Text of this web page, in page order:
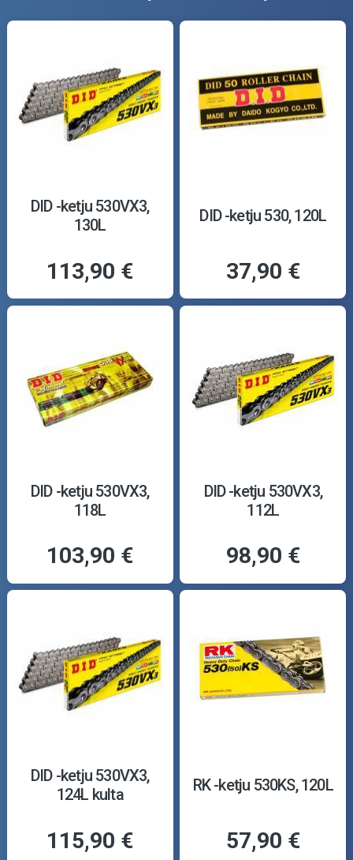
DID -ketju 530VX3,
130L
113,90 €
DID -ketju 530, 120L
37,90 €
DID -ketju 530VX3,
118L
103,90 €
DID -ketju 530VX3,
112L
98,90 €
DID -ketju 530VX3,
124L kulta
115,90 €
RK -ketju 530KS, 120L
57,90 €